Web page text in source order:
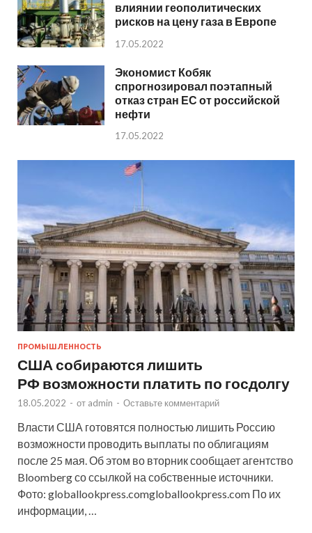
влиянии геополитических
рисков на цену газа в Европе
17.05.2022
Экономист Кобяк
спрогнозировал поэтапный
отказ стран ЕС от российской
нефти
17.05.2022
ПРОМЫШЛЕННОСТЬ
США собираются лишить
РФ возможности платить по госдолгу
18.05.2022 - от admin - Оставьте комментарий
Власти США готовятся полностью лишить Россию
возможности проводить выплаты по облигациям
после 25 мая. Об этом во вторник сообщает агентство
Bloomberg со ссылкой на собственные источники.
Фото: globallookpress.comgloballookpress.com По их
информации, …